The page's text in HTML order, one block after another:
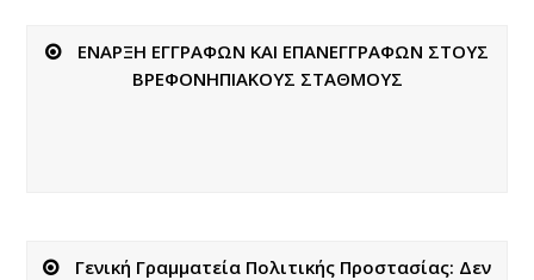
ΕΝΑΡΞΗ ΕΓΓΡΑΦΩΝ ΚΑΙ ΕΠΑΝΕΓΓΡΑΦΩΝ ΣΤΟΥΣ
ΒΡΕΦΟΝΗΠΙΑΚΟΥΣ ΣΤΑΘΜΟΥΣ
Γενική Γραμματεία Πολιτικής Προστασίας: Δεν